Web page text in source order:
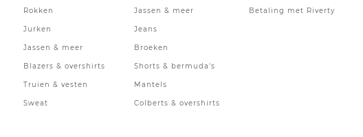
Rokken
Jurken
Jassen & meer
Blazers & overshirts
Truien & vesten
Sweat
Jassen & meer
Jeans
Broeken
Shorts & bermuda's
Mantels
Colberts & overshirts
Betaling met Riverty